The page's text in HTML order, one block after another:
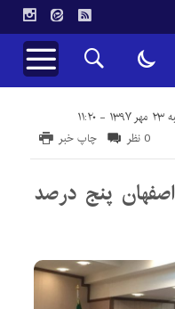
چاپ خبر 0 نظر
پنج درصد